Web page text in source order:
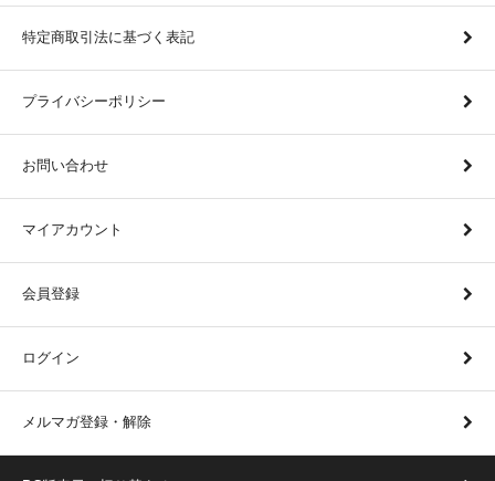
特定商取引法に基づく表記
プライバシーポリシー
お問い合わせ
マイアカウント
会員登録
ログイン
メルマガ登録・解除